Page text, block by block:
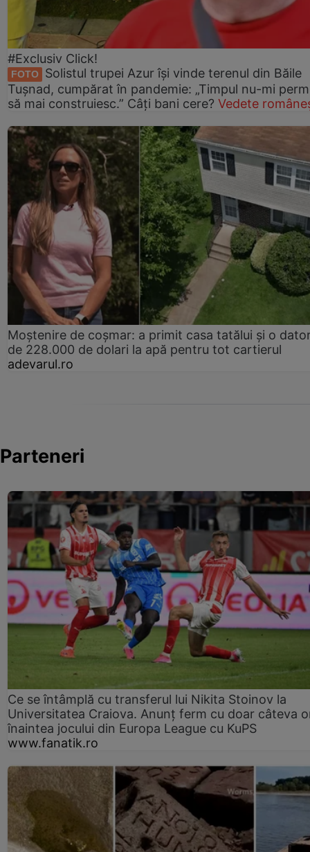
#Exclusiv Click!
FOTO
Solistul trupei Azur își vinde terenul din Băile
Tușnad, cumpărat în pandemie: „Timpul nu-mi
să mai construiesc.” Câți bani cere? Vedete
Moștenire de coșmar: a primit casa tatălui și o
de 228.000 de dolari la apă pentru tot cartierul
adevarul.ro
Parteneri
Ce se întâmplă cu transferul lui Nikita Stoinov la
Universitatea Craiova. Anunț ferm cu doar câteva
înaintea jocului din Europa League cu KuPS
www.fanatik.ro